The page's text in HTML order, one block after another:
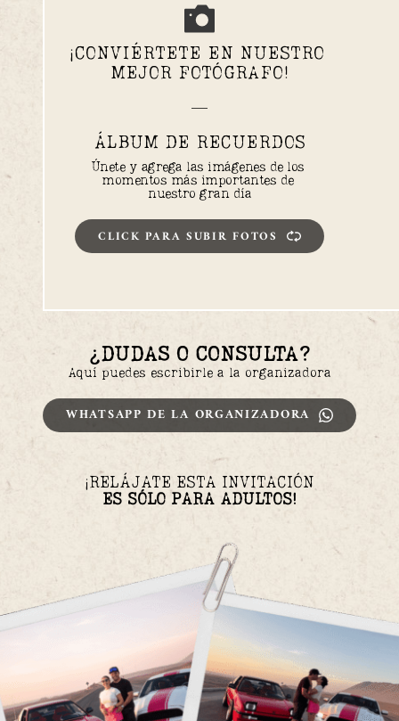
¡CONVIÉRTETE EN NUESTRO
MEJOR FOTÓGRAFO!
ÁLBUM DE RECUERDOS
Únete y agrega las imágenes de los
momentos más importantes de
nuestro gran día
CLICK PARA SUBIR FOTOS
¿DUDAS O CONSULTA?
Aquí puedes escribirle a la organizadora
WHATSAPP DE LA ORGANIZADORA
¡RELÁJATE ESTA INVITACIÓN
ES SÓLO PARA ADULTOS!